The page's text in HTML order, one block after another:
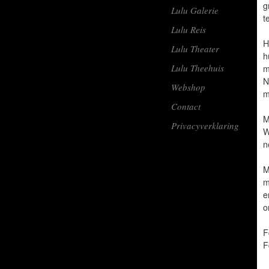
Lulu Galerie
Lulu Reis
Lulu Theater
Lulu Theehuis
Webshop
Contact
Privacyverklaring